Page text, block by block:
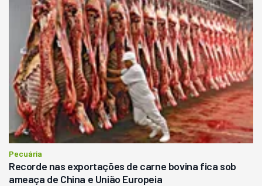
Pecuária
Recorde nas exportações de carne bovina fica sob
ameaça de China e União Europeia